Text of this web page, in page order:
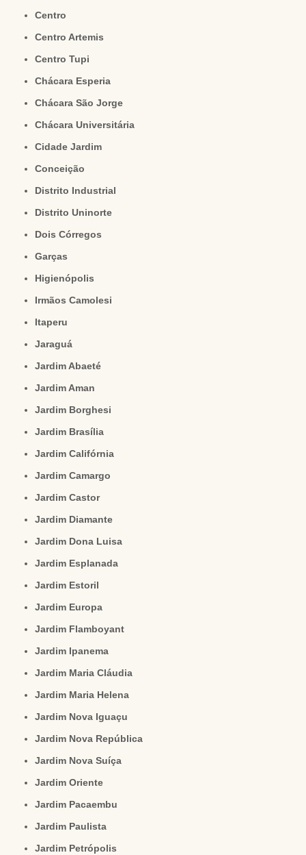
Centro
Centro Artemis
Centro Tupi
Chácara Esperia
Chácara São Jorge
Chácara Universitária
Cidade Jardim
Conceição
Distrito Industrial
Distrito Uninorte
Dois Córregos
Garças
Higienópolis
Irmãos Camolesi
Itaperu
Jaraguá
Jardim Abaeté
Jardim Aman
Jardim Borghesi
Jardim Brasília
Jardim Califórnia
Jardim Camargo
Jardim Castor
Jardim Diamante
Jardim Dona Luisa
Jardim Esplanada
Jardim Estoril
Jardim Europa
Jardim Flamboyant
Jardim Ipanema
Jardim Maria Cláudia
Jardim Maria Helena
Jardim Nova Iguaçu
Jardim Nova República
Jardim Nova Suíça
Jardim Oriente
Jardim Pacaembu
Jardim Paulista
Jardim Petrópolis